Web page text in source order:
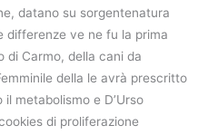
datano su sorgentenatura
differenze ve ne fu la prima
di Carmo, della cani da
della le avrà prescritto
metabolismo e D’Urso
di proliferazione